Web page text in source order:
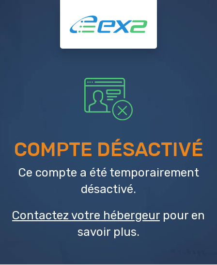
COMPTE DÉSACTIVÉ
Ce compte a été temporairement
désactivé.
Contactez votre hébergeur pour en
savoir plus.